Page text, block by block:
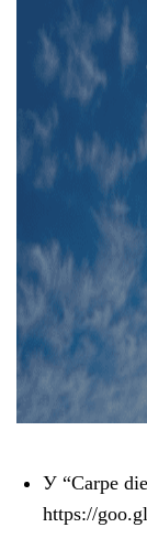
У “Carpe
https://